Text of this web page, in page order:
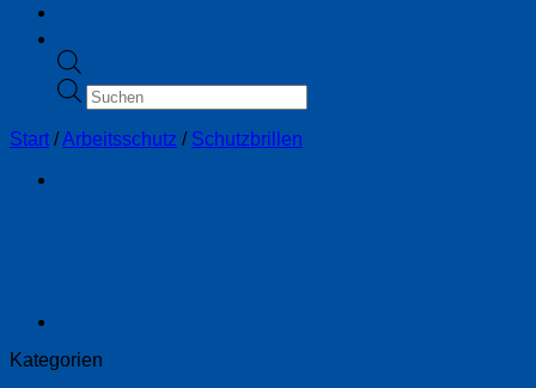
Products
search
Start /Arbeitsschutz / Schutzbrillen
Kategorien